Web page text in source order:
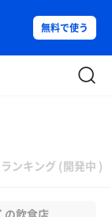
無料で使う
ランキング (開発中 )
の飲食店